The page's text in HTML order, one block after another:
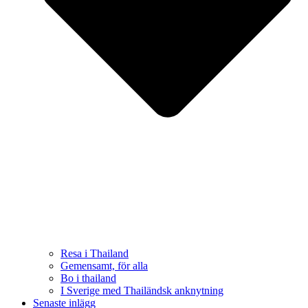
Resa i Thailand
Gemensamt, för alla
Bo i thailand
I Sverige med Thailändsk anknytning
Senaste inlägg